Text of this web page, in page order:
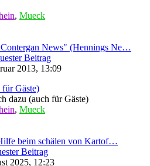
, Mueck
News" (Hennings Ne…
Beitrag
2013, 13:09
Gäste)
dazu (auch für Gäste)
, Mueck
beim schälen von Kartof…
Beitrag
2025, 12:23